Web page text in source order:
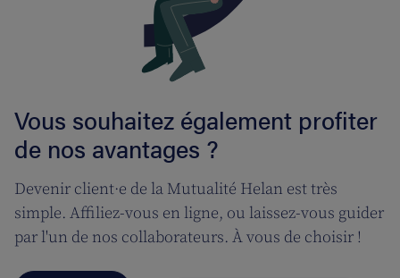
Vous souhaitez également profiter
de nos avantages ?
Devenir client·e de la Mutualité Helan est très
simple. Affiliez-vous en ligne, ou laissez-vous guider
par l'un de nos collaborateurs. À vous de choisir !